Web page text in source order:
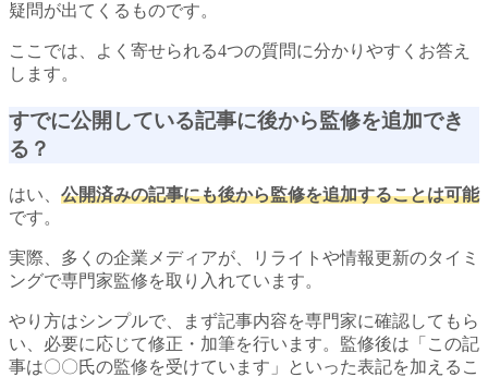
疑問が出てくるものです。
ここでは、よく寄せられる4つの質問に分かりやすくお答え
します。
すでに公開している記事に後から監修を追加でき
る？
はい、 公開済みの記事にも後から監修を追加することは可能
です。
実際、多くの企業メディアが、リライトや情報更新のタイミ
ングで専門家監修を取り入れています。
やり方はシンプルで、まず記事内容を専門家に確認してもら
い、必要に応じて修正・加筆を行います。監修後は「この記
事は〇〇氏の監修を受けています」といった表記を加えるこ